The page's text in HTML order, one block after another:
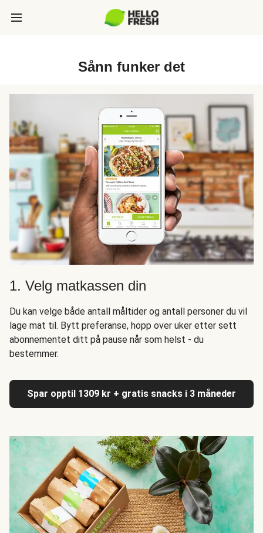
Sånn funker det
1. Velg matkassen din
Du kan velge både antall måltider og antall personer du vil
lage mat til. Bytt preferanse, hopp over uker etter sett
abonnementet ditt på pause når som helst - du
bestemmer.
Spar opptil 1309 kr + gratis snacks i 3 måneder